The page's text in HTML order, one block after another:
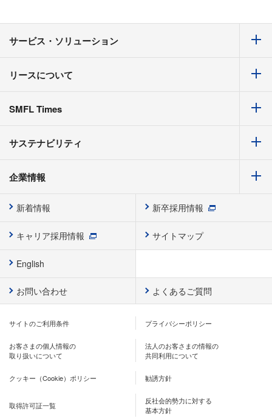
サービス・ソリューション
リースについて
SMFL Times
サステナビリティ
企業情報
新着情報 新卒採用情報
キャリア採用情報 サイトマップ
English
お問い合わせ よくあるご質問
サイトのご利用条件 プライバシーポリシー
お客さまの個人情報の
取り扱いについて
法人のお客さまの情報の
共同利用について
クッキー（Cookie）ポリシー 勧誘方針
取得許可証一覧
反社会的勢力に対する
基本方針